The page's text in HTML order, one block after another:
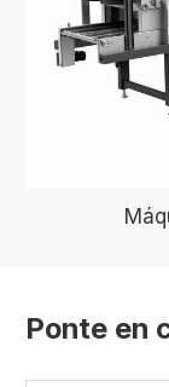
Ponte en